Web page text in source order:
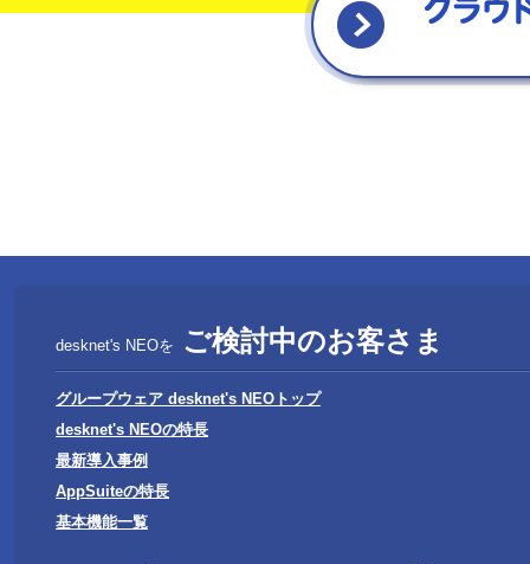
desknet's NEOを ご検討中のお客さま
グループウェア desknet's NEOトップ
desknet's NEOの特長
最新導入事例
AppSuiteの特長
基本機能一覧